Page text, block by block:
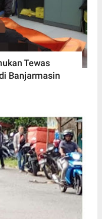
Tewas
Banjarmasin